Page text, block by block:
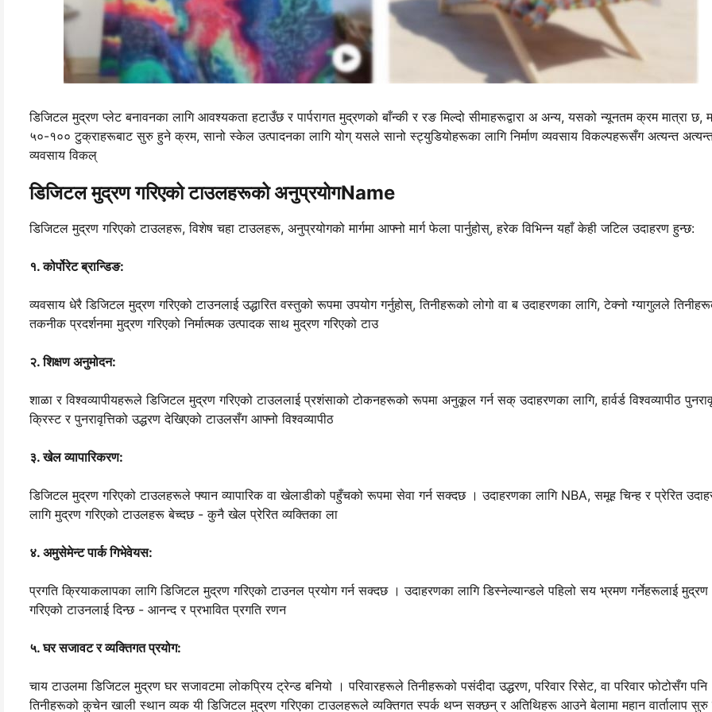
डिजिटल मुद्रण प्लेट बनावनका लागि आवश्यकता हटाउँछ र पार्परागत मुद्रणको बाँन्की र रङ मिल्दो सीमाहरूद्वारा अ अन्य, यसको न्यूनतम क्रम मात्रा छ,
५०-१०० टुक्राहरूबाट सुरु हुने क्रम, सानो स्केल उत्पादनका लागि योग् यसले सानो स्ट्युडियोहरूका लागि निर्माण व्यवसाय विकल्पहरूसँग अत्यन्त
व्यवसाय विकल्
डिजिटल मुद्रण गरिएको टाउलहरूको अनुप्रयोगName
डिजिटल मुद्रण गरिएको टाउलहरू, विशेष चहा टाउलहरू, अनुप्रयोगको मार्गमा आफ्नो मार्ग फेला पार्नुहोस्, हरेक विभिन्न यहाँ केही जटिल उदाहरण हुन्छ:
१. कोर्पोरेट ब्रान्डिङ:
व्यवसाय धेरै डिजिटल मुद्रण गरिएको टाउनलाई उद्धारित वस्तुको रूपमा उपयोग गर्नुहोस्, तिनीहरूको लोगो वा ब उदाहरणका लागि, टेक्नो ग्यागुलले
तकनीक प्रदर्शनमा मुद्रण गरिएको निर्मात्मक उत्पादक साथ मुद्रण गरिएको टाउ
२. शिक्षण अनुमोदन:
शाळा र विश्वव्यापीयहरूले डिजिटल मुद्रण गरिएको टाउललाई प्रशंसाको टोकनहरूको रूपमा अनुकूल गर्न सक् उदाहरणका लागि, हार्वर्ड विश्वव्यापीठ
क्रिस्ट र पुनरावृत्तिको उद्धरण देखिएको टाउलसँग आफ्नो विश्वव्यापीठ
३. खेल व्यापारिकरण:
डिजिटल मुद्रण गरिएको टाउलहरूले फ्यान व्यापारिक वा खेलाडीको पहुँचको रूपमा सेवा गर्न सक्दछ । उदाहरणका लागि NBA, समूह चिन्ह र प्रेरित
लागि मुद्रण गरिएको टाउलहरू बेच्दछ - कुनै खेल प्रेरित व्यक्तिका ला
४. अमुसेमेन्ट पार्क गिभेवेयस:
प्रगति क्रियाकलापका लागि डिजिटल मुद्रण गरिएको टाउनल प्रयोग गर्न सक्दछ । उदाहरणका लागि डिस्नेल्यान्डले पहिलो सय भ्रमण गर्नेहरूलाई मुद्रण
गरिएको टाउनलाई दिन्छ - आनन्द र प्रभावित प्रगति रणन
५. घर सजावट र व्यक्तिगत प्रयोग:
चाय टाउलमा डिजिटल मुद्रण घर सजावटमा लोकप्रिय ट्रेन्ड बनियो । परिवारहरूले तिनीहरूको पसंदीदा उद्धरण, परिवार रिसेट, वा परिवार फोटोसँग पनि
तिनीहरूको कुचेन खाली स्थान व्यक यी डिजिटल मुद्रण गरिएका टाउलहरूले व्यक्तिगत स्पर्क थप्न सक्छन् र अतिथिहरू आउने बेलामा महान वार्तालाप सुरु